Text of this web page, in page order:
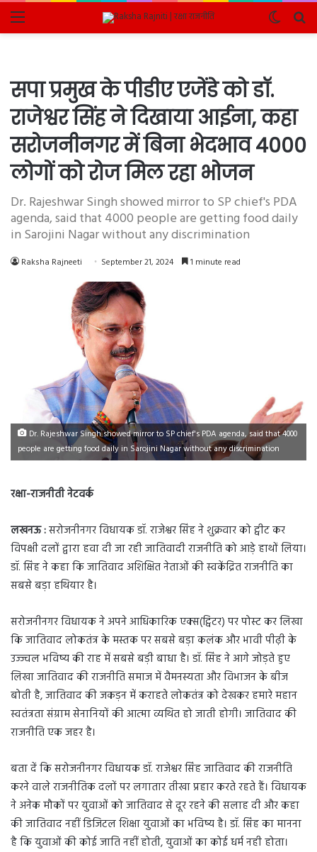
Menu
Switch
skin
सपा प्रमुख के पीडीए एजेंडे को डॉ.
राजेश्वर सिंह ने दिखाया आईना, कहा
सरोजनीनगर में बिना भेदभाव 4000
लोगों को रोज मिल रहा भोजन
Dr. Rajeshwar Singh showed mirror to SP chief's PDA
agenda, said that 4000 people are getting food daily
in Sarojini Nagar without any discrimination
Raksha Rajneeti September 21, 2024 1 minute read
Dr. Rajeshwar Singh showed mirror to SP chief's PDA agenda, said that 4000
people are getting food daily in Sarojini Nagar without any discrimination
रक्षा-राजनीती नेटवर्क
लखनऊ :सरोजनीनगर विधायक डॉ. राजेश्वर सिंह ने शुक्रवार को ट्वीट कर
विपक्षी दलों द्वारा हवा दी जा रही जातिवादी राजनीति को आड़े हाथों लिया।
डॉ. सिंह ने कहा कि जातिवाद अशिक्षित नेताओं की स्वकेंद्रित राजनीति का
सबसे बड़ा हथियार है।
सरोजनीनगर विधायक ने अपने आधिकारिक एक्स(ट्विटर) पर पोस्ट कर लिखा
कि जातिवाद लोकतंत्र के मस्तक पर सबसे बड़ा कलंक और भावी पीढ़ी के
उज्ज्वल भविष्य की राह में सबसे बड़ी बाधा है। डॉ. सिंह ने आगे जोड़ते हुए
लिखा जातिवाद की राजनीति समाज में वैमनस्यता और विभाजन के बीज
बोती है, जातिवाद की जकड़न में कराहते लोकतंत्र को देखकर हमारे महान
स्वतंत्रता संग्राम सेनानियों की आत्मा व्यथित हो जाती होगी। जातिवाद की
राजनीति एक जहर है।
बता दें कि सरोजनीनगर विधायक डॉ. राजेश्वर सिंह जातिवाद की राजनीति
करने वाले राजनीतिक दलों पर लगातार तीखा प्रहार करते रहते हैं। विधायक
ने अनेक मौकों पर युवाओं को जातिवाद से दूर रहने की सलाह दी और कहा
की जातिवाद नहीं डिजिटल शिक्षा युवाओं का भविष्य है। डॉ. सिंह का मानना
है कि युवाओं की कोई जाति नहीं होती, युवाओं का कोई धर्म नही होता।